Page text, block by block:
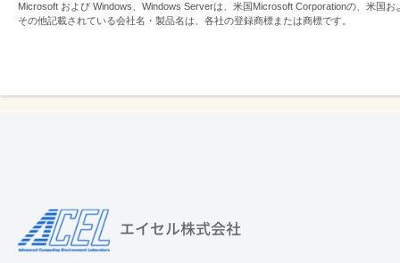
Microsoft および Windows、Windows Serverは、米国Microsoft Corporationの、米国
その他記載されている会社名・製品名は、各社の登録商標または商標です。